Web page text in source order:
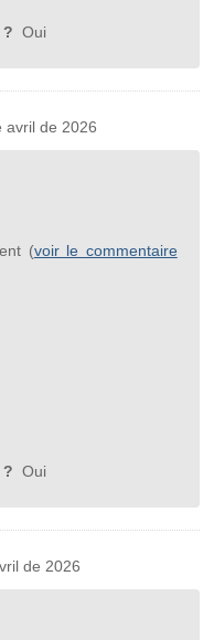
? Oui
de 2026
(voir le commentaire
? Oui
de 2026